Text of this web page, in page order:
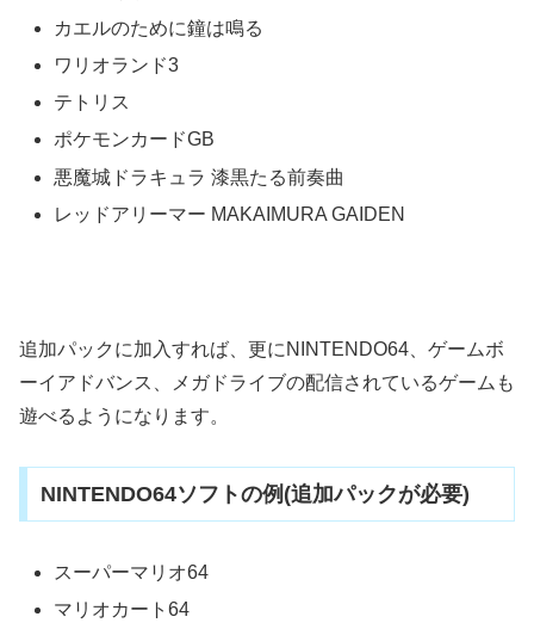
カエルのために鐘は鳴る
ワリオランド3
テトリス
ポケモンカードGB
悪魔城ドラキュラ 漆黒たる前奏曲
レッドアリーマー MAKAIMURA GAIDEN
追加パックに加入すれば、更にNINTENDO64、ゲームボ
ーイアドバンス、メガドライブの配信されているゲームも
遊べるようになります。
NINTENDO64ソフトの例(追加パックが必要)
スーパーマリオ64
マリオカート64